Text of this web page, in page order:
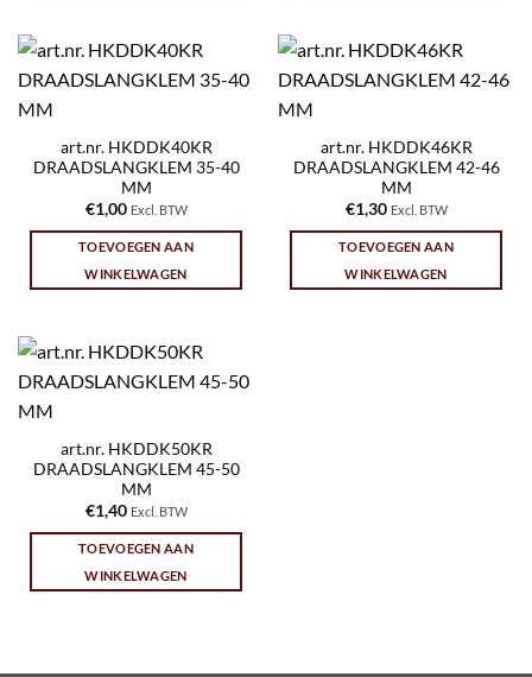
art.nr. HKDDK40KR
DRAADSLANGKLEM 35-40
MM
€1,00 Excl. BTW
TOEVOEGEN AAN
WINKELWAGEN
art.nr. HKDDK46KR
DRAADSLANGKLEM 42-46
MM
€1,30 Excl. BTW
TOEVOEGEN AAN
WINKELWAGEN
art.nr. HKDDK50KR
DRAADSLANGKLEM 45-50
MM
€1,40 Excl. BTW
TOEVOEGEN AAN
WINKELWAGEN